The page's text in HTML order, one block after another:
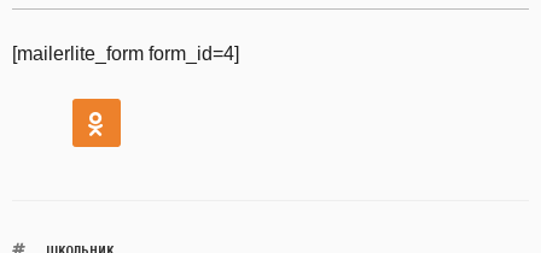
[mailerlite_form form_id=4]